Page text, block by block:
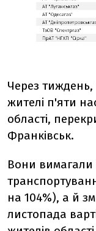
Через тиждень,
жителі п'яти
області,
Франківськ.
Вони
на 104%), а й
листопада